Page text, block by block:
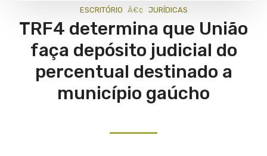
ESCRITÓRIO JURÍ­DICAS
TRF4 determina que União
faça depósito judicial do
percentual destinado a
município gaúcho